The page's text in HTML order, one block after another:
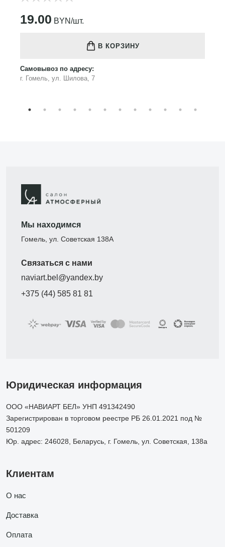
19.00 BYN/шт.
В КОРЗИНУ
Самовывоз по адресу:
г. Гомель, ул. Шилова, 7
Мы находимся
Гомель, ул. Советская 138А
Связаться с нами
naviart.bel@yandex.by
+375 (44) 585 81 81
Юридическая информация
ООО «НАВИАРТ БЕЛ» УНП 491342490
Зарегистрирован в торговом реестре РБ 26.01.2021 под №
501209
Юр. адрес: 246028, Беларусь, г. Гомель, ул. Советская, 138а
Клиентам
О нас
Доставка
Оплата